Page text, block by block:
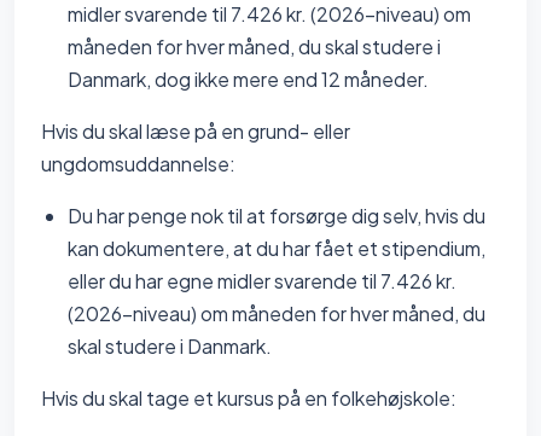
midler svarende til 7.426 kr. (2026-niveau) om
måneden for hver måned, du skal studere i
Danmark, dog ikke mere end 12 måneder.
Hvis du skal læse på en grund- eller
ungdomsuddannelse:
Du har penge nok til at forsørge dig selv, hvis du
kan dokumentere, at du har fået et stipendium,
eller du har egne midler svarende til 7.426 kr.
(2026-niveau) om måneden for hver måned, du
skal studere i Danmark.
Hvis du skal tage et kursus på en folkehøjskole: